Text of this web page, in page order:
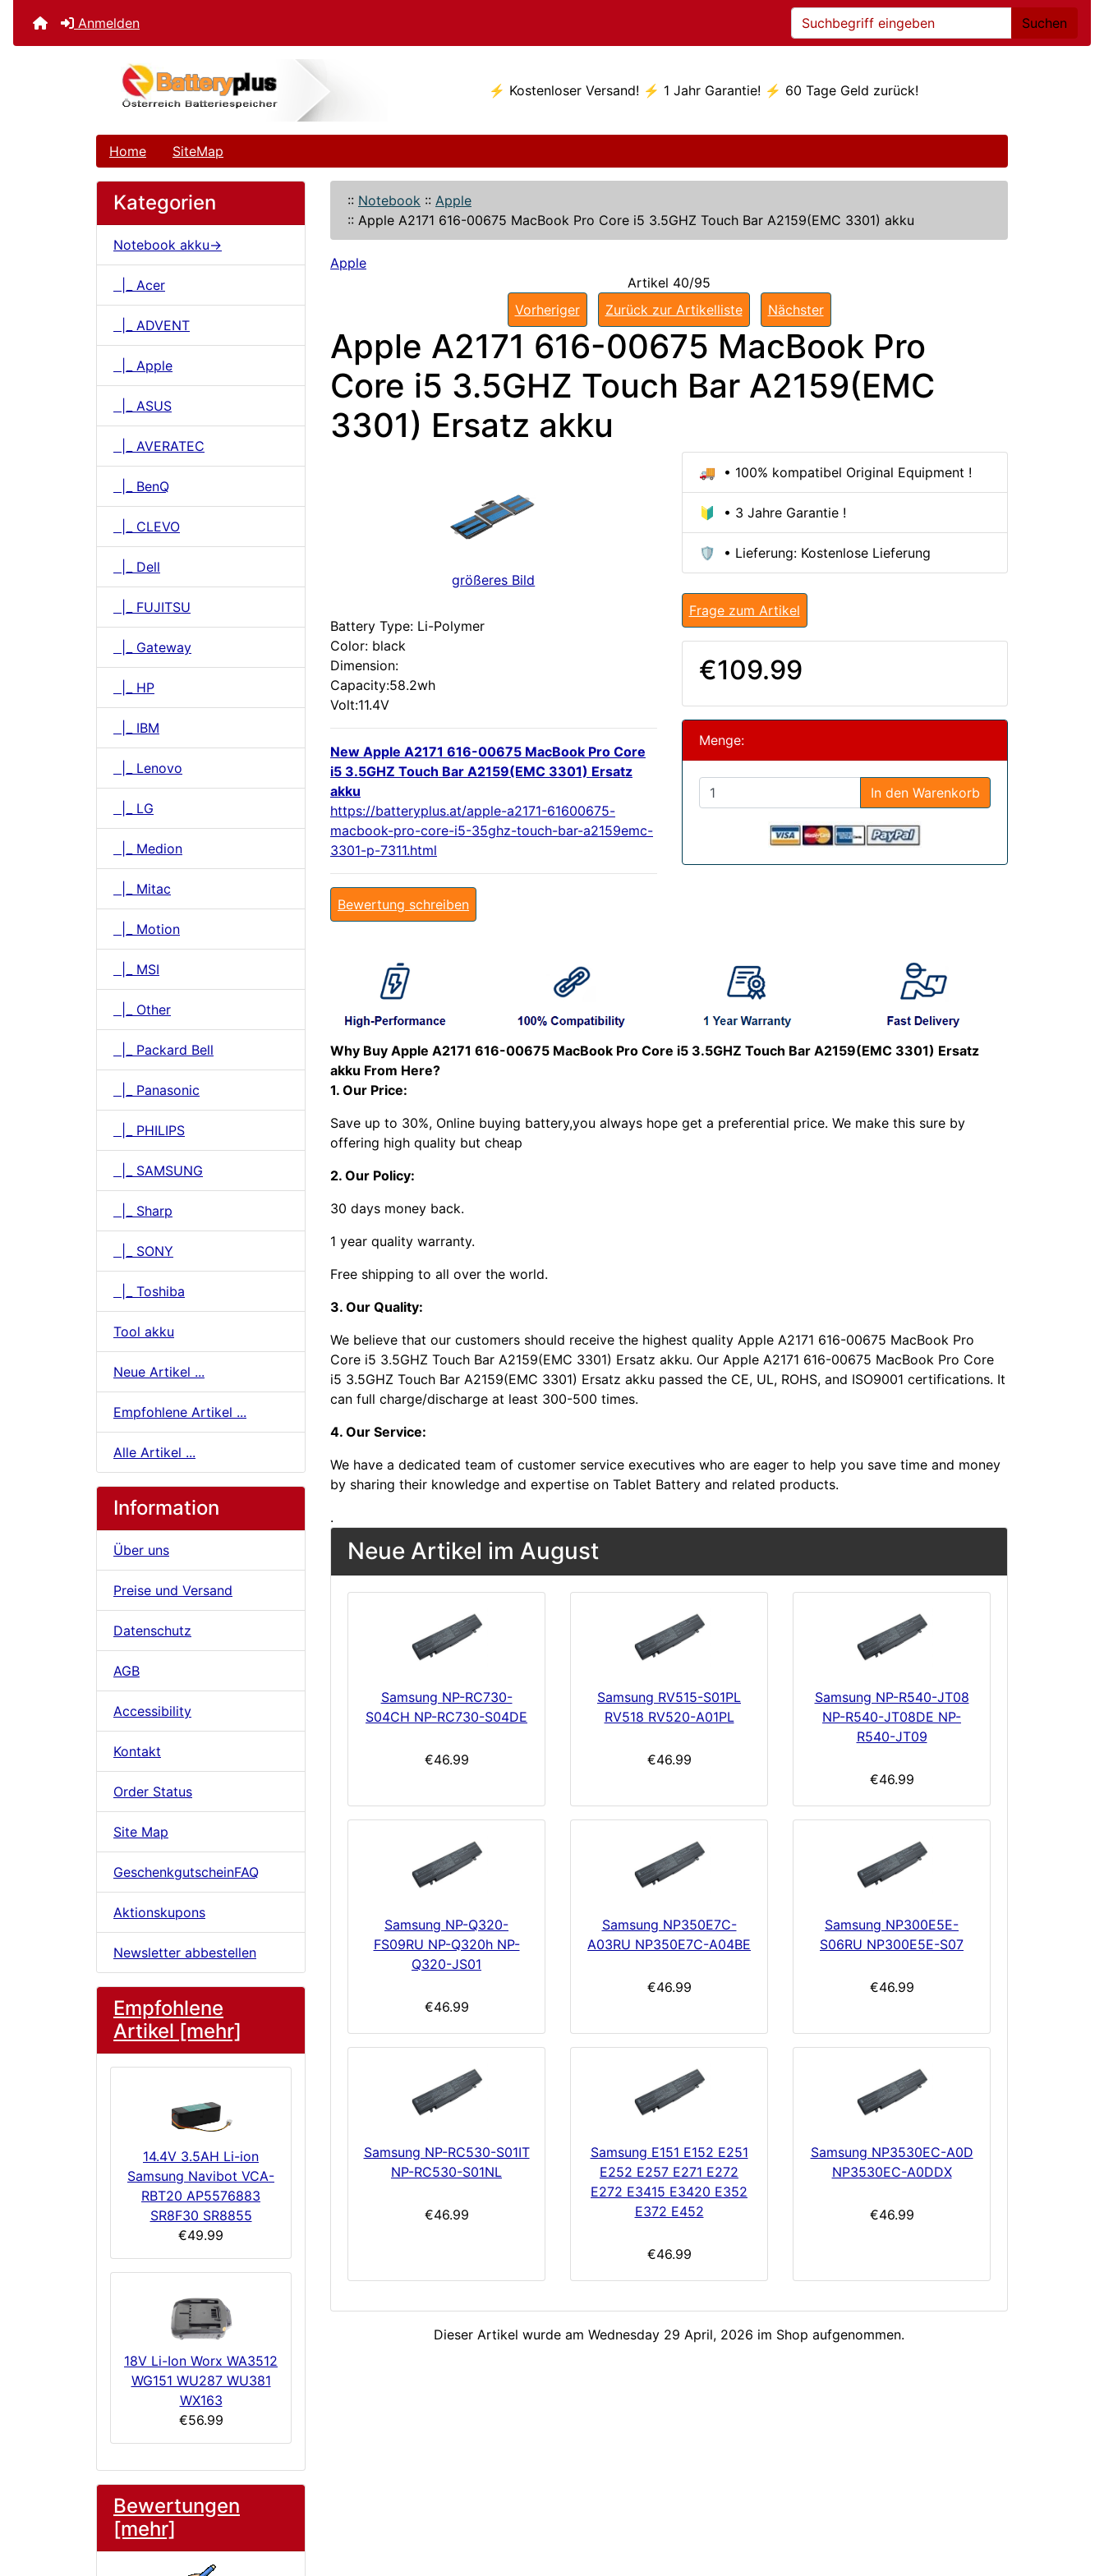
Anmelden Suchen
⚡ Kostenloser Versand! ⚡ 1 Jahr Garantie! ⚡ 60 Tage Geld zurück!
Home SiteMap
Kategorien
Notebook akku->
|_ Acer
|_ ADVENT
|_ Apple
|_ ASUS
|_ AVERATEC
|_ BenQ
|_ CLEVO
|_ Dell
|_ FUJITSU
|_ Gateway
|_ HP
|_ IBM
|_ Lenovo
|_ LG
|_ Medion
|_ Mitac
|_ Motion
|_ MSI
|_ Other
|_ Packard Bell
|_ Panasonic
|_ PHILIPS
|_ SAMSUNG
|_ Sharp
|_ SONY
|_ Toshiba
Tool akku
Neue Artikel ...
Empfohlene Artikel ...
Alle Artikel ...
Information
Über uns
Preise und Versand
Datenschutz
AGB
Accessibility
Kontakt
Order Status
Site Map
GeschenkgutscheinFAQ
Aktionskupons
Newsletter abbestellen
Empfohlene
Artikel [mehr]
14.4V 3.5AH Li-ion
Samsung Navibot VCA-
RBT20 AP5576883
SR8F30 SR8855
€49.99
18V Li-Ion Worx WA3512
WG151 WU287 WU381
WX163
€56.99
Bewertungen
[mehr]
:: Notebook :: Apple
:: Apple A2171 616-00675 MacBook Pro Core i5 3.5GHZ Touch Bar A2159(EMC 3301) akku
Apple
Artikel 40/95
Vorheriger
Zurück zur Artikelliste Nächster
Apple A2171 616-00675 MacBook Pro
Core i5 3.5GHZ Touch Bar A2159(EMC
3301) Ersatz akku
größeres Bild
Battery Type: Li-Polymer
Color: black
Dimension:
Capacity:58.2wh
Volt:11.4V
New Apple A2171 616-00675 MacBook Pro Core
i5 3.5GHZ Touch Bar A2159(EMC 3301) Ersatz
akku
https://batteryplus.at/apple-a2171-61600675-
macbook-pro-core-i5-35ghz-touch-bar-a2159emc-
3301-p-7311.html
Bewertung schreiben
🚚 • 100% kompatibel Original Equipment !
🔰 • 3 Jahre Garantie !
🛡️ • Lieferung: Kostenlose Lieferung
Frage zum Artikel
€109.99
Menge:
In den Warenkorb
Why Buy Apple A2171 616-00675 MacBook Pro Core i5 3.5GHZ Touch Bar A2159(EMC 3301) Ersatz
akku From Here?
1. Our Price:
Save up to 30%, Online buying battery,you always hope get a preferential price. We make this sure by
offering high quality but cheap
2. Our Policy:
30 days money back.
1 year quality warranty.
Free shipping to all over the world.
3. Our Quality:
We believe that our customers should receive the highest quality Apple A2171 616-00675 MacBook Pro
Core i5 3.5GHZ Touch Bar A2159(EMC 3301) Ersatz akku. Our Apple A2171 616-00675 MacBook Pro Core
i5 3.5GHZ Touch Bar A2159(EMC 3301) Ersatz akku passed the CE, UL, ROHS, and ISO9001 certifications. It
can full charge/discharge at least 300-500 times.
4. Our Service:
We have a dedicated team of customer service executives who are eager to help you save time and money
by sharing their knowledge and expertise on Tablet Battery and related products.
.
Neue Artikel im August
Samsung NP-RC730-
S04CH NP-RC730-S04DE
€46.99
Samsung RV515-S01PL
RV518 RV520-A01PL
€46.99
Samsung NP-R540-JT08
NP-R540-JT08DE NP-
R540-JT09
€46.99
Samsung NP-Q320-
FS09RU NP-Q320h NP-
Q320-JS01
€46.99
Samsung NP350E7C-
A03RU NP350E7C-A04BE
€46.99
Samsung NP300E5E-
S06RU NP300E5E-S07
€46.99
Samsung NP-RC530-S01IT
NP-RC530-S01NL
€46.99
Samsung E151 E152 E251
E252 E257 E271 E272
E272 E3415 E3420 E352
E372 E452
€46.99
Samsung NP3530EC-A0D
NP3530EC-A0DDX
€46.99
Dieser Artikel wurde am Wednesday 29 April, 2026 im Shop aufgenommen.